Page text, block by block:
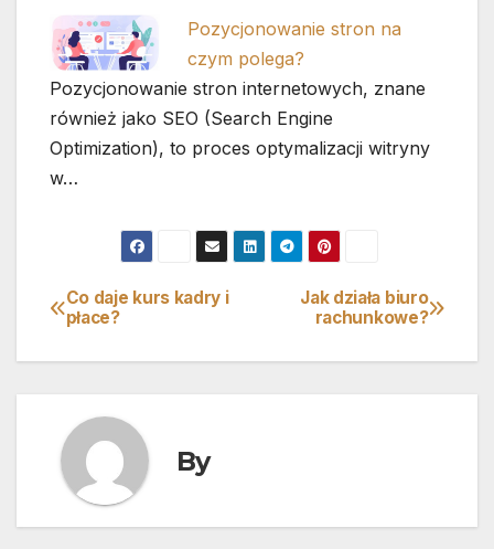
Pozycjonowanie stron na
czym polega?
Pozycjonowanie stron internetowych, znane
również jako SEO (Search Engine
Optimization), to proces optymalizacji witryny
w…
Nawigacja
wpisu
Jak działa biuro
rachunkowe?
Co daje kurs kadry i
płace?
By